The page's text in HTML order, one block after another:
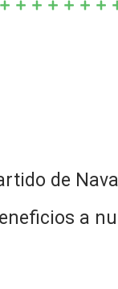
de
a